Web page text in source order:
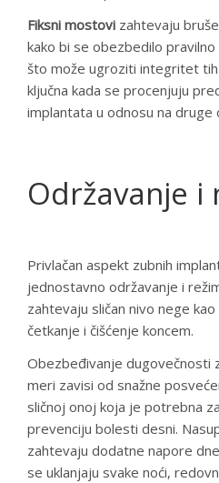
Fiksni mostovi zahtevaju
kako bi se obezbedilo
što može ugroziti integritet tih
ključna kada se procenjuju
implantata u odnosu na druge
Održavanje i
Privlačan aspekt zubnih
jednostavno održavanje i
zahtevaju sličan nivo nege
četkanje i čišćenje koncem.
Obezbeđivanje dugovečnosti
meri zavisi od snažne
sličnoj onoj koja je potrebna
prevenciju bolesti desni.
zahtevaju dodatne napore
se uklanjaju svake noći,